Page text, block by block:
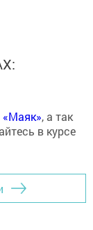
«Маяк», а так
в курсе